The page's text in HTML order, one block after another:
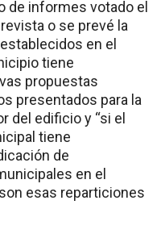
de informes votado el
o se prevé la
en el
tiene
propuestas
presentados para la
del edificio y “si el
tiene
de
en el
esas reparticiones